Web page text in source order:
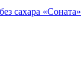
сахара